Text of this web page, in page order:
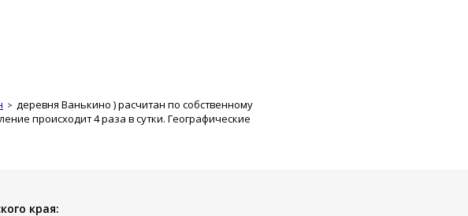
деревня Ванькино ) расчитан по собственному
происходит 4 раза в сутки. Географические
края: